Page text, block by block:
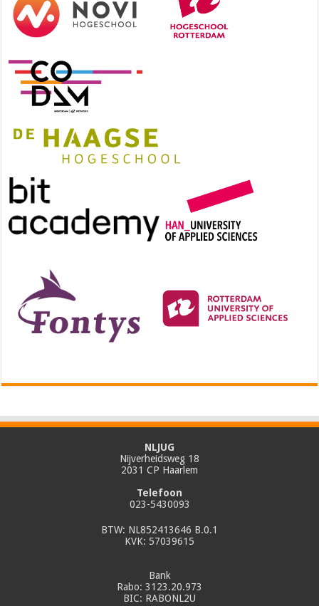
NLJUG
Nijverheidsweg 18
2031 CP Haarlem
Telefoon
023-5430093
BTW: NL852413646 B.0.1
KVK: 57039615
Bank
Rabo: 3123.20.973
BIC: RABONL2U